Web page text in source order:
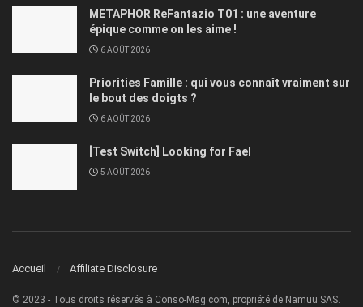
METAPHOR ReFantazio T01 : une aventure
épique comme on les aime !
6 AOÛT 2026
Priorities Famille : qui vous connaît vraiment sur
le bout des doigts ?
6 AOÛT 2026
[Test Switch] Looking for Fael
5 AOÛT 2026
Accueil Affiliate Disclosure
© 2023 - Tous droits réservés à Conso-Mag.com, propriété de Namuu SAS.